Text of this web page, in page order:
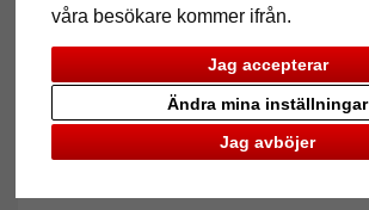
våra besökare kommer ifrån.
Jag accepterar
Jag avböjer
Ändra mina inställningar